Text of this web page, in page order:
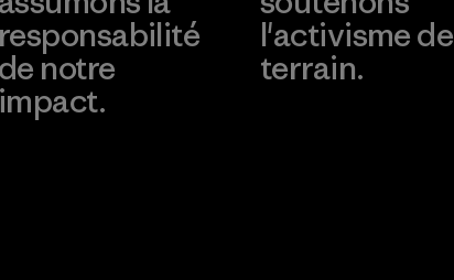
responsabilité
de notre
impact.
l'activisme de
terrain.